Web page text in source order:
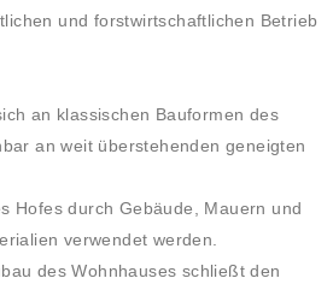
und forstwirtschaftlichen Betrieb
an klassischen Bauformen des
an weit überstehenden geneigten
Hofes durch Gebäude, Mauern und
verwendet werden.
des Wohnhauses schließt den